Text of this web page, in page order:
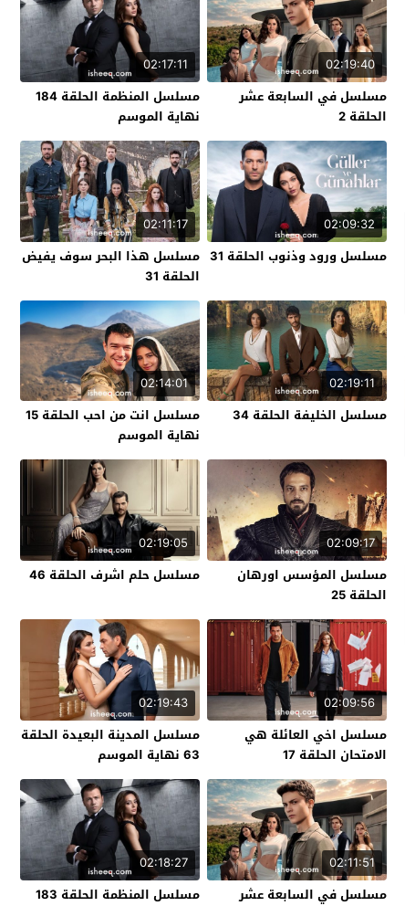
02:19:40
مسلسل في السابعة عشر
الحلقة 2
02:17:11
مسلسل المنظمة الحلقة 184
نهاية الموسم
02:09:32
مسلسل ورود وذنوب الحلقة 31
02:11:17
مسلسل هذا البحر سوف يفيض
الحلقة 31
02:19:11
مسلسل الخليفة الحلقة 34
02:14:01
مسلسل انت من احب الحلقة 15
نهاية الموسم
02:09:17
مسلسل المؤسس اورهان
الحلقة 25
02:19:05
مسلسل حلم اشرف الحلقة 46
02:09:56
مسلسل اخي العائلة هي
الامتحان الحلقة 17
02:19:43
مسلسل المدينة البعيدة الحلقة
63 نهاية الموسم
02:11:51
مسلسل في السابعة عشر
02:18:27
مسلسل المنظمة الحلقة 183